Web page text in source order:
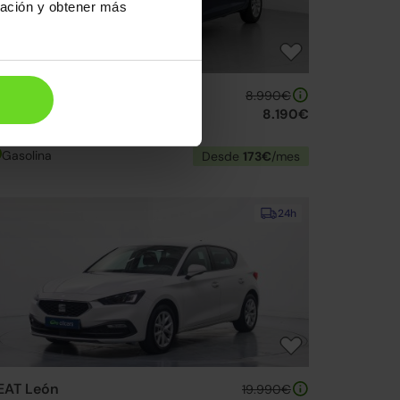
y obtener más
Ibiza
Reference 75
8.990€
8.190€
Gasolina Desde 173€/mes
24h
León 19.990€